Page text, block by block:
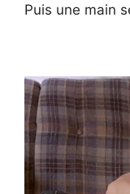
Puis une main